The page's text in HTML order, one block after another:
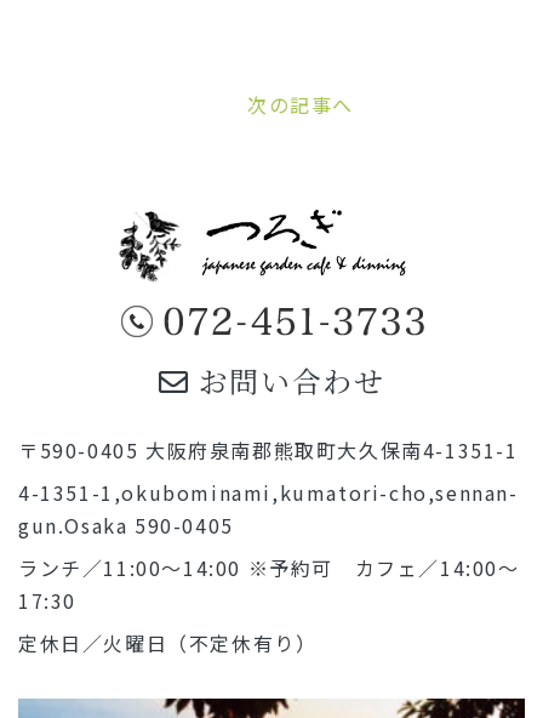
次の記事へ
お問い合わせ
〒590-0405 大阪府泉南郡熊取町大久保南4-1351-1
4-1351-1,okubominami,kumatori-cho,sennan-
gun.Osaka 590-0405
ランチ／11:00～14:00 ※予約可 カフェ／14:00～
17:30
定休日／火曜日（不定休有り）